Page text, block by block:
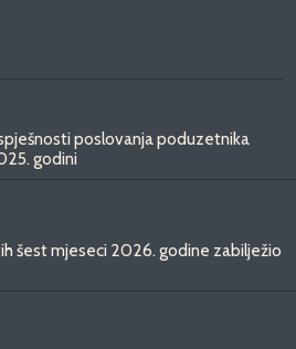
poslovanja poduzetnika
godini
šest mjeseci 2026. godine zabilježio